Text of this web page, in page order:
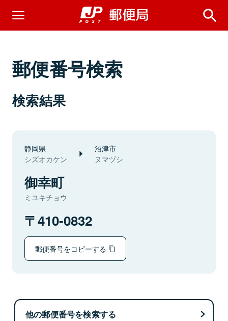
郵便番号検索
検索結果
静岡県
シズオカケン
沼津市
ヌマヅシ
御幸町
ミユキチョウ
410-0832
郵便番号をコピーする
他の郵便番号を検索する